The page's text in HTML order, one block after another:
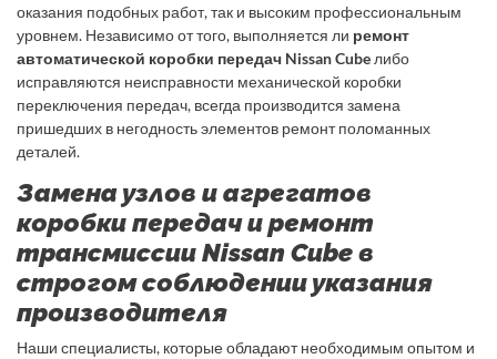
оказания подобных работ, так и высоким профессиональным
уровнем. Независимо от того, выполняется ли ремонт
автоматической коробки передач Nissan Cube либо
исправляются неисправности механической коробки
переключения передач, всегда производится замена
пришедших в негодность элементов ремонт поломанных
деталей.
Замена узлов и агрегатов
коробки передач и ремонт
трансмиссии Nissan Cube в
строгом соблюдении указания
производителя
Наши специалисты, которые обладают необходимым опытом и